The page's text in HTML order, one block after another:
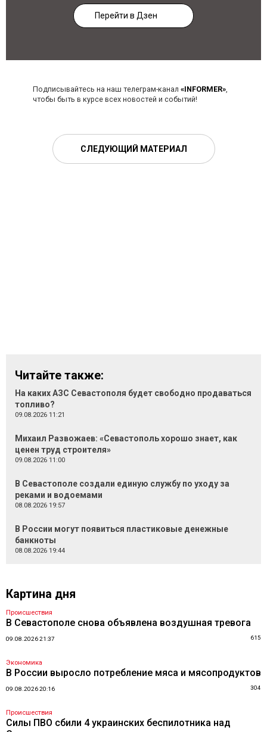
Перейти в Дзен
Подписывайтесь на наш телеграм-канал «INFORMER»,
чтобы быть в курсе всех новостей и событий!
СЛЕДУЮЩИЙ МАТЕРИАЛ
Читайте также:
На каких АЗС Севастополя будет свободно продаваться
топливо?
09.08.2026 11:21
Михаил Развожаев: «Севастополь хорошо знает, как
ценен труд строителя»
09.08.2026 11:00
В Севастополе создали единую службу по уходу за
реками и водоемами
08.08.2026 19:57
В России могут появиться пластиковые денежные
банкноты
08.08.2026 19:44
Картина дня
Происшествия
В Севастополе снова объявлена воздушная тревога
09.08.2026 21:37 615
Экономика
В России выросло потребление мяса и мясопродуктов
09.08.2026 20:16 304
Происшествия
Силы ПВО сбили 4 украинских беспилотника над